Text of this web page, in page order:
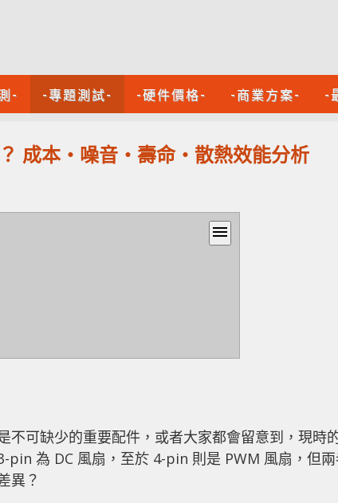
- -專題測試- -硬件價格- -商業方案- -
？ 成本‧噪音‧壽命‧散熱效能分析
menu
不可缺少的重要配件，或者大家都會留意到，現時
為 DC 風扇，至於 4-pin 則是 PWM 風扇，但
異？